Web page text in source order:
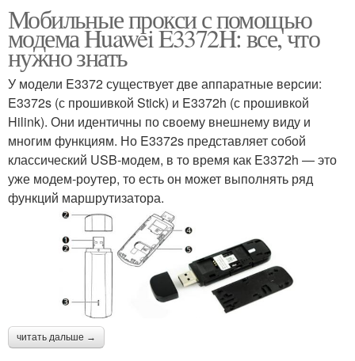
Мобильные прокси с помощью
модема Huawei E3372H: все, что
нужно знать
У модели E3372 существует две аппаратные версии:
E3372s (с прошивкой Stick) и E3372h (с прошивкой
Hilink). Они идентичны по своему внешнему виду и
многим функциям. Но E3372s представляет собой
классический USB-модем, в то время как E3372h — это
уже модем-роутер, то есть он может выполнять ряд
функций маршрутизатора.
читать дальше →